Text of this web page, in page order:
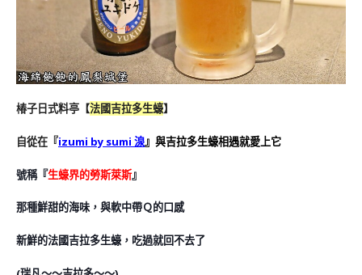
椿子日式料亭 【法國吉拉多生蠔】
自從在『izumi by sumi 湶』與吉拉多生蠔相遇就愛上它
號稱『生蠔界的勞斯萊斯』
那種鮮甜的海味，與軟中帶Ｑ的口感
新鮮的法國吉拉多生蠔，吃過就回不去了